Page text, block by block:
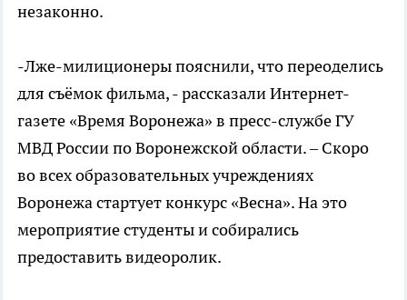
незаконно.
-Лже-милиционеры пояснили, что переоделись
для съёмок фильма, - рассказали Интернет-
газете «Время Воронежа» в пресс-службе ГУ
МВД России по Воронежской области. – Скоро
во всех образовательных учреждениях
Воронежа стартует конкурс «Весна». На это
мероприятие студенты и собирались
предоставить видеоролик.